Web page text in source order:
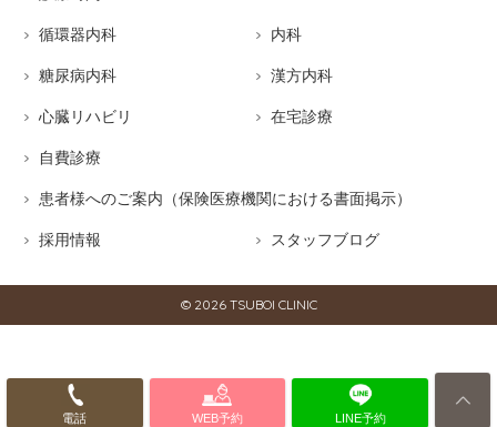
循環器内科 内科
糖尿病内科 漢方内科
心臓リハビリ 在宅診療
自費診療
患者様へのご案内（保険医療機関における書面掲示）
採用情報 スタッフブログ
電話 WEB予約 LINE予約
© 2026TSUBOI CLINIC